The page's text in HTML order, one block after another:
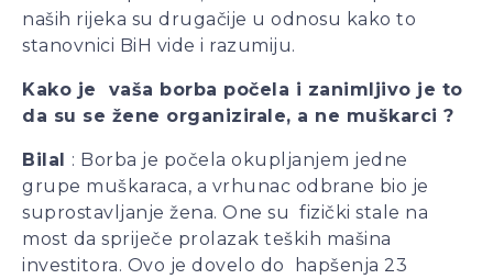
naših rijeka su drugačije u odnosu kako to
stanovnici BiH vide i razumiju.
Kako je vaša borba počela i zanimljivo je to
da su se žene organizirale, a ne muškarci ?
Bilal : Borba je počela okupljanjem jedne
grupe muškaraca, a vrhunac odbrane bio je
suprostavljanje žena. One su fizički stale na
most da spriječe prolazak teških mašina
investitora. Ovo je dovelo do hapšenja 23